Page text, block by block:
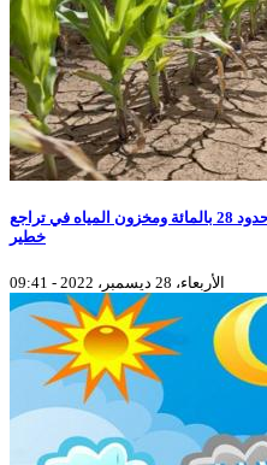
وزارة الفلاحة: نسبة إمتلاء السدود في حدود 28 بالمائة ومخزون المياه في تراجع
خطير
الأربعاء، 28 ديسمبر، 2022 - 09:41